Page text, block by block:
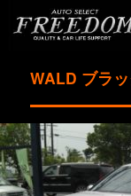
WALD ブラ